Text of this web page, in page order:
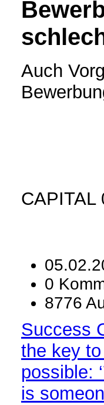
Auch
CAPITAL
0
8776
Success
the key
possible:
is